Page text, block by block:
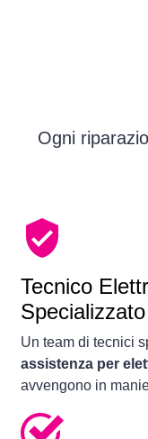
Ogni
Tecnico
Specializzato
Un team di tecnici
assistenza per
avvengono in